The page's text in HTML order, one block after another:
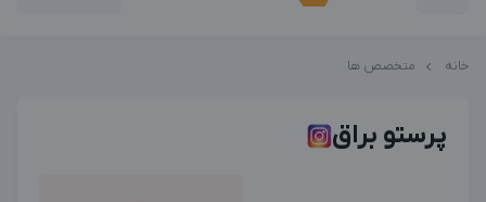
خانه متخصص ها
پرستو براق